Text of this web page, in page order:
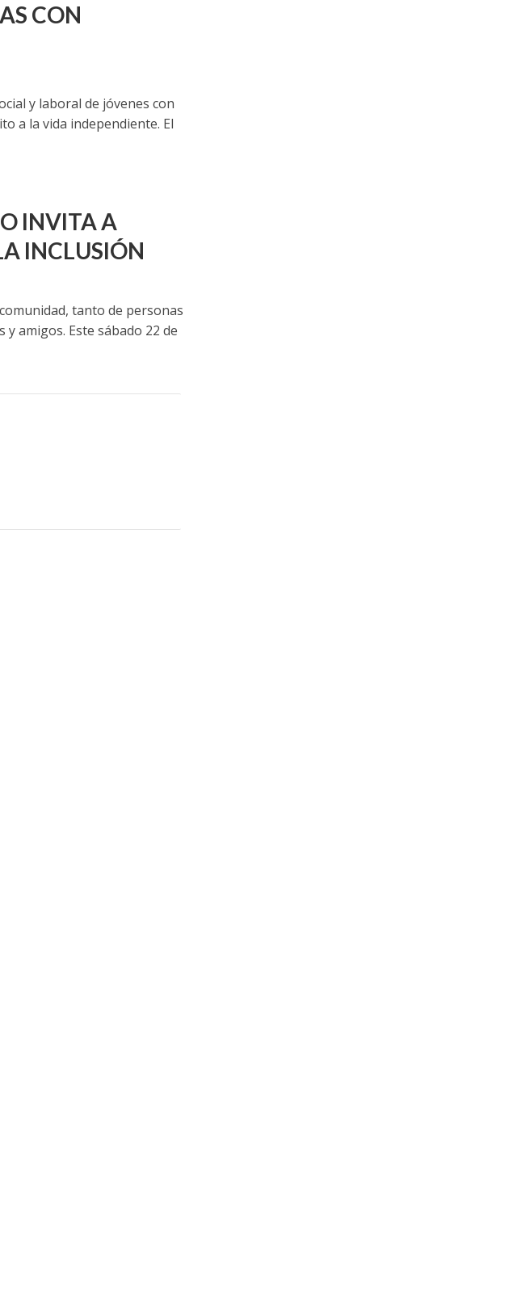
CON
y laboral de jóvenes con
a la vida independiente. El
INVITA A
INCLUSIÓN
tanto de personas
amigos. Este sábado 22 de